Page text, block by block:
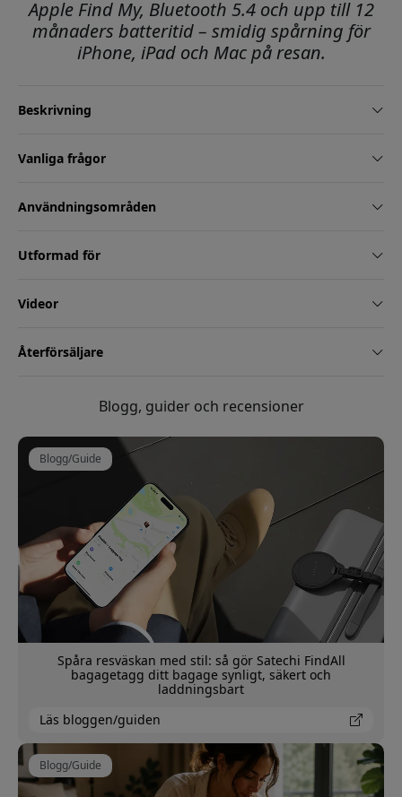
Apple Find My, Bluetooth 5.4 och upp till 12
månaders batteritid – smidig spårning för
iPhone, iPad och Mac på resan.
Beskrivning
Vanliga frågor
Användningsområden
Utformad för
Videor
Återförsäljare
Blogg, guider och recensioner
Blogg/Guide
Spåra resväskan med stil: så gör Satechi FindAll
bagagetagg ditt bagage synligt, säkert och
laddningsbart
Läs bloggen/guiden
Blogg/Guide